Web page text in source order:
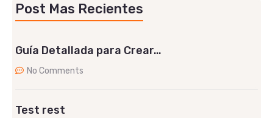
Post Mas Recientes
Guía Detallada para Crear…
No Comments
Test rest